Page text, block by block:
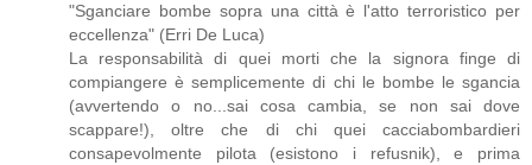
"Sganciare bombe sopra una città è l'atto terroristico per
eccellenza" (Erri De Luca)
La responsabilità di quei morti che la signora finge di
compiangere è semplicemente di chi le bombe le sgancia
(avvertendo o no...sai cosa cambia, se non sai dove
scappare!), oltre che di chi quei cacciabombardieri
consapevolmente pilota (esistono i refusnik), e prima